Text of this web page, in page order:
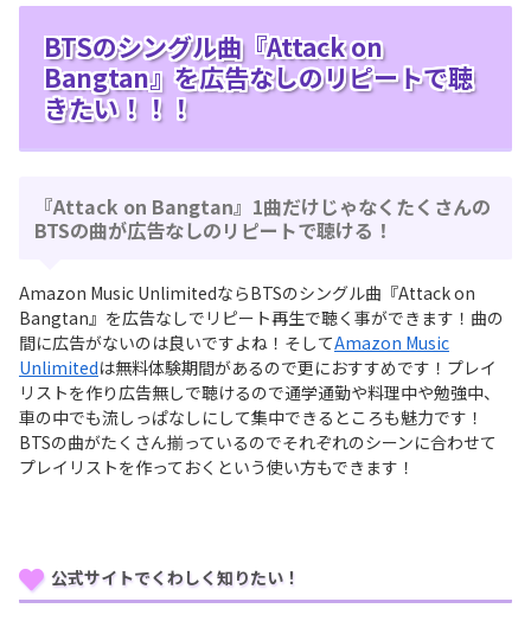
BTSのシングル曲『Attack on
Bangtan』を広告なしのリピートで聴
きたい！！！
『Attack on Bangtan』1曲だけじゃなくたくさんの
BTSの曲が広告なしのリピートで聴ける！
Amazon Music UnlimitedならBTSのシングル曲『Attack on
Bangtan』を広告なしでリピート再生で聴く事ができます！曲の
間に広告がないのは良いですよね！そしてAmazon Music
Unlimitedは無料体験期間があるので更におすすめです！プレイ
リストを作り広告無しで聴けるので通学通勤や料理中や勉強中、
車の中でも流しっぱなしにして集中できるところも魅力です！
BTSの曲がたくさん揃っているのでそれぞれのシーンに合わせて
プレイリストを作っておくという使い方もできます！
公式サイトでくわしく知りたい！